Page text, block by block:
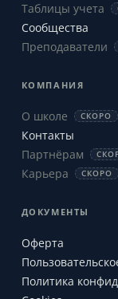
Таблицы учета
Сообщества
Преподаватели
КОМПАНИЯ
О школе СКОРО
Контакты
Партнёрам
Карьера СКОРО
ДОКУМЕНТЫ
Оферта
Политика